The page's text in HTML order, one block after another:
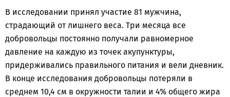
В исследовании принял участие 81 мужчина,
страдающий от лишнего веса. Три месяца все
добровольцы постоянно получали равномерное
давление на каждую из точек акупунктуры,
придерживались правильного питания и вели дневник.
В конце исследования добровольцы потеряли в
среднем 10,4 см в окружности талии и 4% общего жира